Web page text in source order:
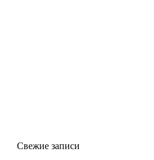
Свежие записи